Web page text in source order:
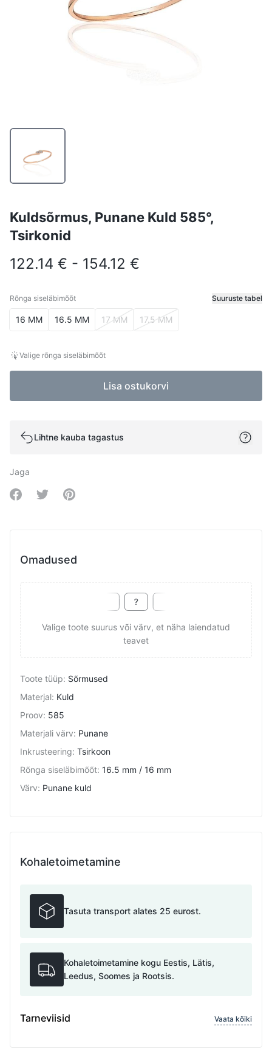
Kuldsõrmus, Punane Kuld 585°,
Tsirkonid
122.14 € - 154.12 €
Rõnga siseläbimõõt Suuruste tabel
Rõnga siseläbimõõt
16 MM 16.5 MM 17 MM 17.5 MM
Valige rõnga siseläbimõõt
Lisa ostukorvi
Lihtne kauba tagastus
Jaga
Share on Facebook
Share on Twitter
Share on Pinterest
Omadused
Valige toote suurus või värv, et näha laiendatud
teavet
Toote tüüp: Sõrmused
Materjal: Kuld
Proov: 585
Materjali värv: Punane
Inkrusteering: Tsirkoon
Rõnga siseläbimõõt: 16.5 mm / 16 mm
Värv: Punane kuld
Kohaletoimetamine
Tasuta transport alates 25 eurost.
Kohaletoimetamine kogu Eestis, Lätis,
Leedus, Soomes ja Rootsis.
Tarneviisid Vaata kõiki